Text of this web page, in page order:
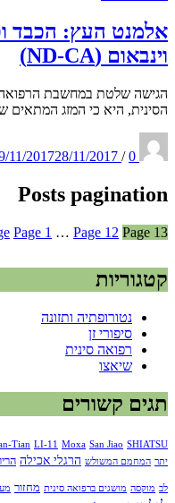
אלמנט העץ: הכבד
וינבאום (ND-CA)
הגישה שלטת במחשבת הרפואה
הסינית, היא כי המזג המתאים
11/201728/11/2017 / 0
Posts pagination
Page 1 … Page 12 Page 13
קטגוריות
נטורופתיה ותזונה
סיפורי זן
רפואה סינית
שיאצו
תגים קשורים
Tian LI-11 Moxa San Jiao SHIATSU
יתר המחמם המשולש הרגלי אכילה
לב מוקסה מושגים ברפואה סינית מחזור